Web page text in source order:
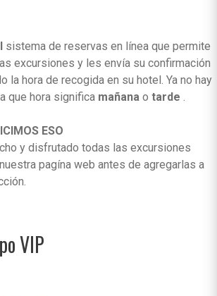
sistema de reservas en línea que permite
excursiones y les envía su confirmación
la hora de recogida en su hotel. Ya no hay
que hora significa mañana o tarde .
ESO
y disfrutado todas las excursiones
pagína web antes de agregarlas a
VIP